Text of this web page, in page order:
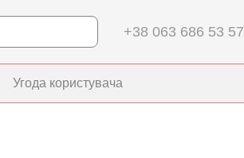
+38 063 686 53 57
Угода користувача